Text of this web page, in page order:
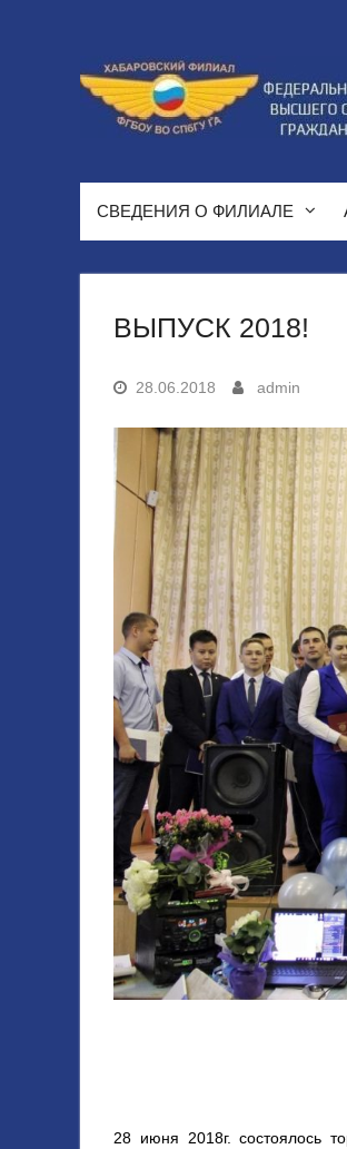
СВЕДЕНИЯ О ФИЛИАЛЕ
ВЫПУСК 2018!
28.06.2018 admin
28 июня 2018г. состоялось